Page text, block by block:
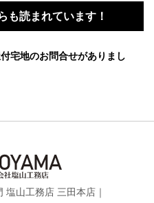
も読まれています！
宅地のお問合せがありまし
塩山工務店 三田本店｜